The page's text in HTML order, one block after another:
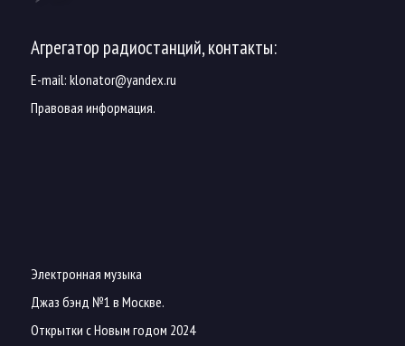
Агрегатор радиостанций, контакты:
E-mail: klonator@yandex.ru
Правовая информация.
Электронная музыка
Джаз бэнд №1 в Москве.
Открытки с Новым годом 2024